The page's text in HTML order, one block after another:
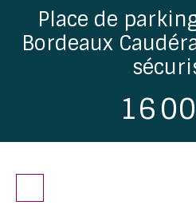
Place de
Bordeaux
16